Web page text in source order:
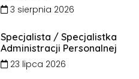
3 sierpnia 2026
Specjalista / Specjalistka
Administracji Personalnej
23 lipca 2026